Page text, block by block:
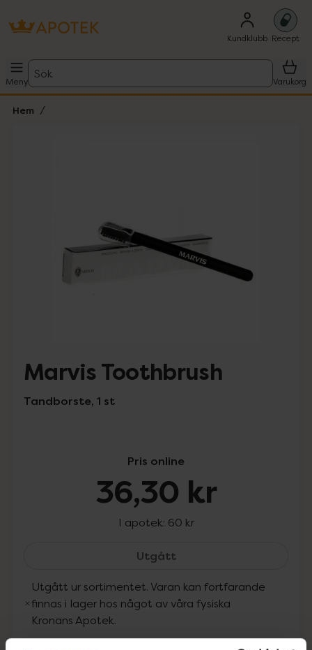
Kundklubb Recept
Meny
Sök
Varukorg
Hem
Marvis Toothbrush
Tandborste, 1 st
Pris online
36,30 kr
I apotek: 60 kr
UtgåttMarvis Toothbrush,
Utgått ur sortimentet. Varan kan fortfarande
finnas i lager hos något av våra fysiska
Kronans Apotek.